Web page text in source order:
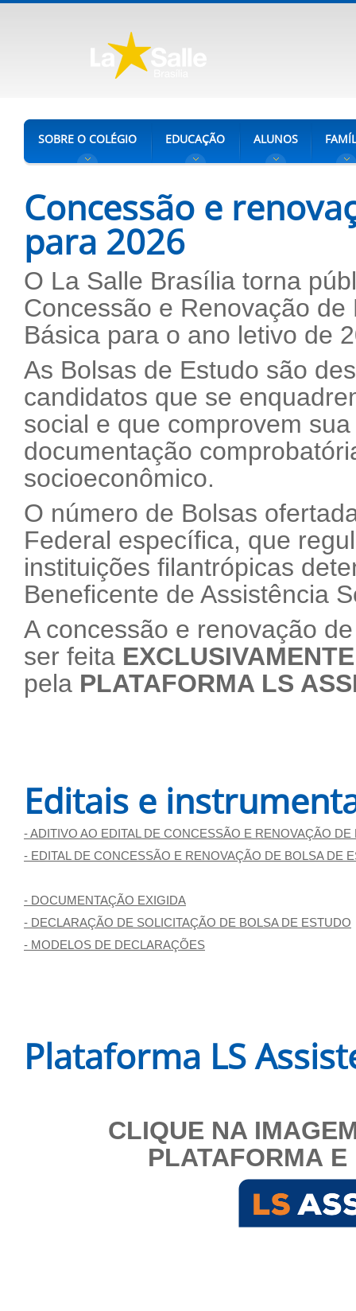
SOBRE O COLÉGIO EDUCAÇÃO ALUNOS
Concessão e
para 2026
O La Salle Brasília torna
Concessão e Renovação
Básica para o ano letivo de
As Bolsas de Estudo são
candidatos que se
social e que comprovem
documentação
socioeconômico.
O número de Bolsas
Federal específica, que
instituições filantrópicas
Beneficente de Assistência
A concessão e renovação
ser feita EXCLUSIVAMENTE
pela PLATAFORMA LS
Editais e
- ADITIVO AO EDITAL DE CONCESSÃO E RENOVAÇÃO
- EDITAL DE CONCESSÃO E RENOVAÇÃO DE BOLSA DE
- DOCUMENTAÇÃO EXIGIDA
- DECLARAÇÃO DE SOLICITAÇÃO DE BOLSA DE ESTUDO
- MODELOS DE DECLARAÇÕES
Plataforma LS
CLIQUE NA
PLATAFORMA